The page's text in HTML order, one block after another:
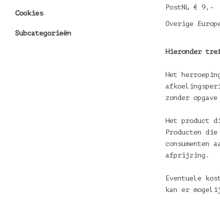
Cookies
Subcategorieën
PostNL € 9,-
Overige
Hieronder
Het
zonder
Het product
Producten
afprijzing.
Eventuele
kan er